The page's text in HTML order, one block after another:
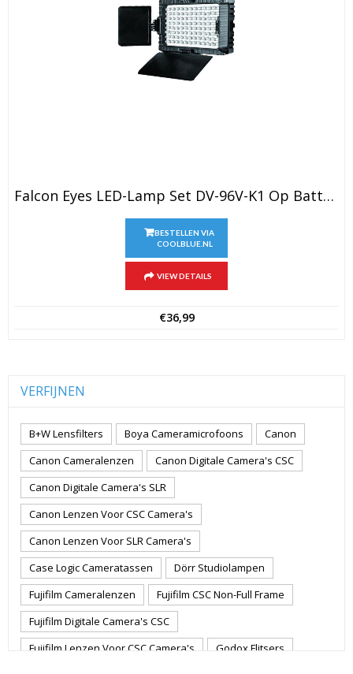
Falcon Eyes LED-Lamp Set DV-96V-K1 Op Batterij
BESTELLEN VIA
COOLBLUE.NL
VIEW DETAILS
€36,99
VERFIJNEN
B+W Lensfilters Boya Cameramicrofoons
Canon
Canon Cameralenzen
Canon Digitale Camera's CSC
Canon Digitale Camera's SLR
Canon Lenzen Voor CSC Camera's
Canon Lenzen Voor SLR Camera's
Case Logic Cameratassen
Dörr Studiolampen
Fujifilm Cameralenzen
Fujifilm CSC Non-Full Frame
Fujifilm Digitale Camera's CSC
Fujifilm Lenzen Voor CSC Camera's
Godox Flitsers